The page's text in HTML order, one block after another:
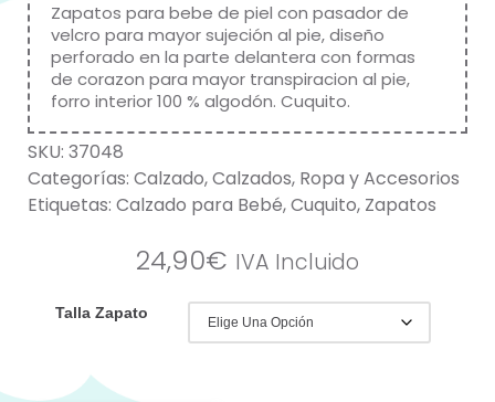
Zapatos para bebe de piel con pasador de
velcro para mayor sujeción al pie, diseño
perforado en la parte delantera con formas
de corazon para mayor transpiracion al pie,
forro interior 100 % algodón. Cuquito.
SKU: 37048
Categorías: Calzado,Calzados, Ropa y Accesorios
Etiquetas: Calzado para Bebé,Cuquito, Zapatos
24,90€ IVA Incluido
Talla Zapato